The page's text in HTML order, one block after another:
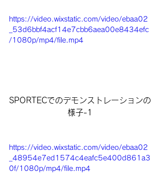
https://video.wixstatic.com/video/ebaa02
_53d6bbf4acf14e7cbb6aea00e8434efc
/1080p/mp4/file.mp4
SPORTECでのデモンストレーションの
様子-1
https://video.wixstatic.com/video/ebaa02
_48954e7ed1574c4eafc5e400d861a3
0f/1080p/mp4/file.mp4